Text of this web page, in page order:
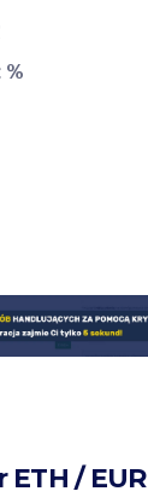
%
/ EUR